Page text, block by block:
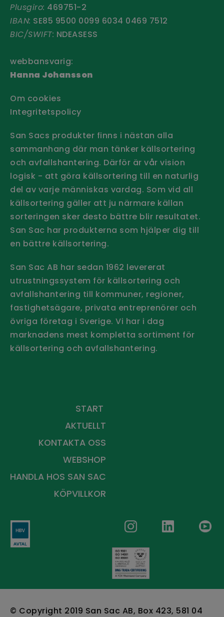
Plusgiro: 469751-2
IBAN: SE85 9500 0099 6034 0469 7512
BIC/SWIFT: NDEASESS
webbansvarig:
Hanna Johansson
Om cookies
Integritetspolicy
San Sacs produkter finns i nästan alla
sammanhang där man tänker källsortering
och avfallshantering. Därför är vår vision
logisk - att göra källsortering till en naturlig
del av varje människas vardag. Som vid all
källsortering gäller att ju närmare källan
sorteringen sker desto bättre blir resultatet.
San Sac har produkterna som hjälper dig till
en bättre källsortering.
San Sac AB har sedan 1962 levererat
utrustningssystem för källsortering och
avfallshantering till kommuner, regioner,
fastighetsägare, privata entreprenörer och
övriga företag i Sverige. Vi har i dag
marknadens mest kompletta sortiment för
källsortering och avfallshantering.
START
AKTUELLT
KONTAKTA OSS
WEBSHOP
HANDLA HOS SAN SAC
KÖPVILLKOR
© Copyright 2019 San Sac AB, Box 423, 581 04